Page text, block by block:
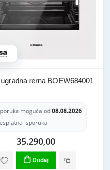
rerna BOEW684001
moguća od08.08.2026
isporuka
35.290,00
Dodaj